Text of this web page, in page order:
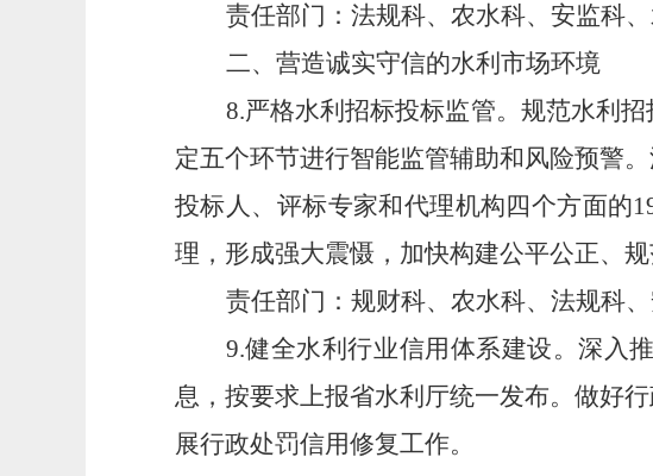
责任部门：法规科、农水科、安监科
二、营造诚实守信的水利市场环境
8.严格水利招标投标监管。规范水利
定五个环节进行智能监管辅助和风险预警
投标人、评标专家和代理机构四个方面的
理，形成强大震慑，加快构建公平公正、
责任部门：规财科、农水科、法规科
9.健全水利行业信用体系建设。深入
息，按要求上报省水利厅统一发布。做好
展行政处罚信用修复工作。